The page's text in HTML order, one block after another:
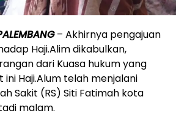
– Akhirnya pengajuan
Haji.Alim dikabulkan,
dari Kuasa hukum yang
Haji.Alum telah menjalani
Sakit (RS) Siti Fatimah kota
malam.